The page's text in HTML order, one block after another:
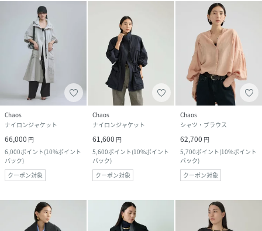
Chaos
ナイロンジャケット
66,000 円
6,000ポイント(10%ポイント
バック)
クーポン対象
Chaos
ナイロンジャケット
61,600 円
5,600ポイント(10%ポイント
バック)
クーポン対象
Chaos
シャツ・ブラウス
62,700 円
5,700ポイント(10%ポイント
バック)
クーポン対象